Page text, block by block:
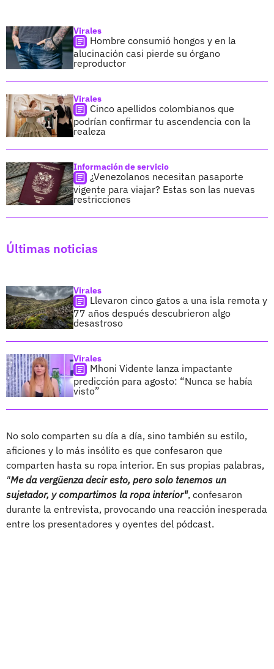
Virales
Hombre consumió hongos y en la
alucinación casi pierde su órgano
reproductor
Virales
Cinco apellidos colombianos que
podrían confirmar tu ascendencia con la
realeza
Información de servicio
¿Venezolanos necesitan pasaporte
vigente para viajar? Estas son las nuevas
restricciones
Últimas noticias
Virales
Llevaron cinco gatos a una isla remota y
77 años después descubrieron algo
desastroso
Virales
Mhoni Vidente lanza impactante
predicción para agosto: “Nunca se había
visto”
No solo comparten su día a día, sino también su estilo,
aficiones y lo más insólito es que confesaron que
comparten hasta su ropa interior. En sus propias palabras,
"Me da vergüenza decir esto, pero solo tenemos un
sujetador, y compartimos la ropa interior", confesaron
durante la entrevista, provocando una reacción inesperada
entre los presentadores y oyentes del pódcast.